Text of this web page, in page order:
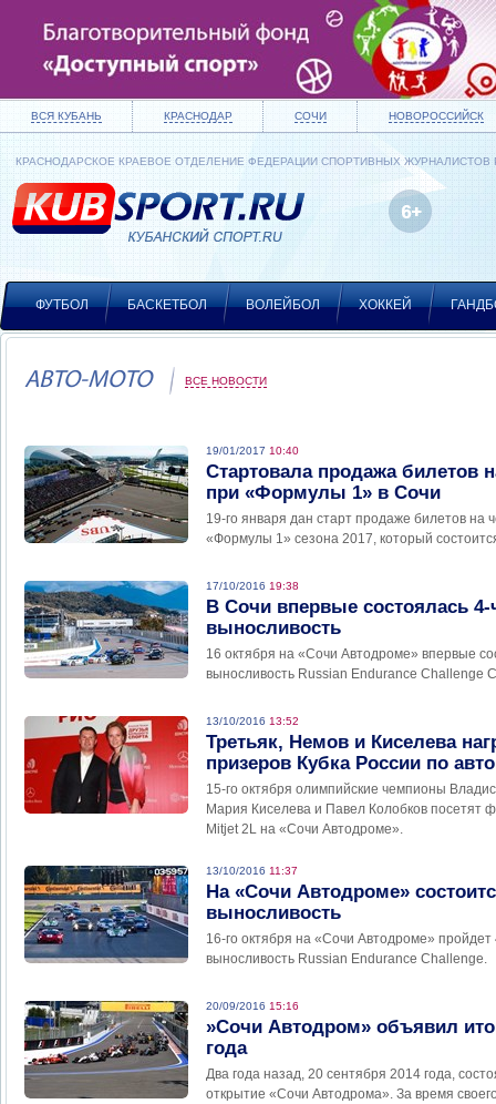
ВСЯ КУБАНЬ КРАСНОДАР СОЧИ НОВОРОССИЙСК
КРАСНОДАРСКОЕ КРАЕВОЕ ОТДЕЛЕНИЕ ФЕДЕРАЦИИ СПОРТИВНЫХ ЖУРНАЛИСТОВ
ФУТБОЛ БАСКЕТБОЛ ВОЛЕЙБОЛ ХОККЕЙ
АВТО-МОТО ВСЕ НОВОСТИ
19/01/2017 10:40
Стартовала продажа билетов
при «Формулы 1» в Сочи
19-го января дан старт продаже билетов на
«Формулы 1» сезона 2017, который
17/10/2016 19:38
В Сочи впервые состоялась 4-
выносливость
16 октября на «Сочи Автодроме» впервые
выносливость Russian Endurance Challenge
13/10/2016 13:52
Третьяк, Немов и Киселева
призеров Кубка России по
15-го октября олимпийские чемпионы
Мария Киселева и Павел Колобков посетят
Mitjet 2L на «Сочи Автодроме».
13/10/2016 11:37
На «Сочи Автодроме»
выносливость
16-го октября на «Сочи Автодроме» пройдет
выносливость Russian Endurance Challenge.
20/09/2016 15:16
»Сочи Автодром» объявил
года
Два года назад, 20 сентября 2014 года,
открытие «Сочи Автодрома». За время